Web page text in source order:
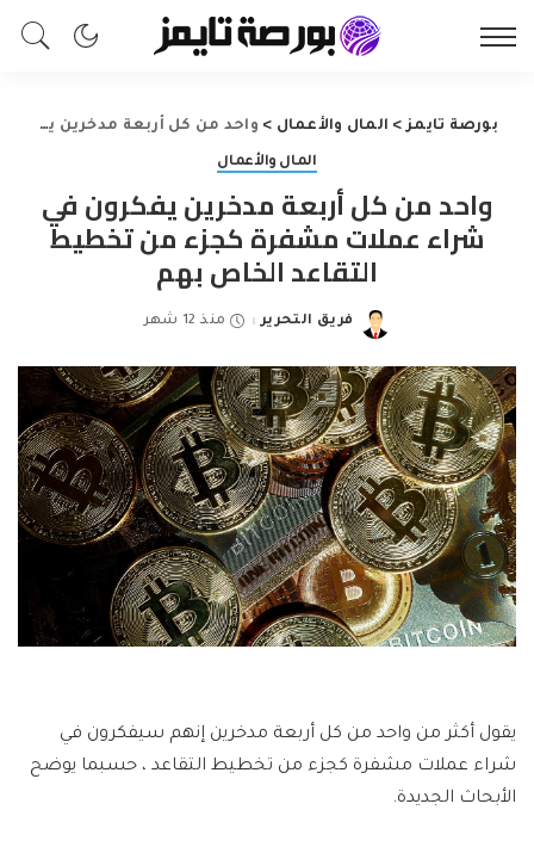
بورصة تايمز> المال والأعمال > واحد من كل أربعة مدخرين يفكرون في شراء عملات مشفرة كجزء من تخطيط التقاعد الخاص بهم
المال والأعمال
واحد من كل أربعة مدخرين يفكرون في
شراء عملات مشفرة كجزء من تخطيط
التقاعد الخاص بهم
Posted
فريق التحرير منذ 12 شهر
يقول أكثر من واحد من كل أربعة مدخرين إنهم سيفكرون في
شراء عملات مشفرة كجزء من تخطيط التقاعد ، حسبما يوضح
الأبحاث الجديدة.